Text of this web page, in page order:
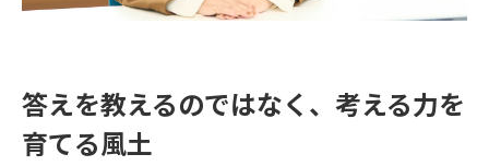
答えを教えるのではなく、考える力を
育てる風土